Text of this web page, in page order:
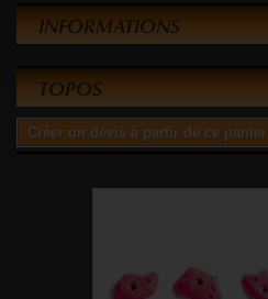
INFORMATIONS
TOPOS
Créer un devis à partir de ce panier